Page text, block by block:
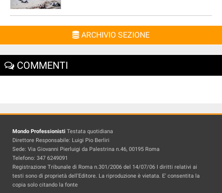
ARCHIVIO SEZIONE
COMMENTI
Mondo Professionisti Testata quotidiana
Direttore Responsabile: Luigi Pio Berliri
Sede: Via Giovanni Pierluigi da Palestrina n.46, 00195 Roma
Telefono: 347 6249091
Registrazione Tribunale di Roma n.301/2006 del 14/07/06 I diritti relativi ai
testi sono di proprietà dell'Editore. La riproduzione è vietata. E' consentita la
copia solo citando la fonte